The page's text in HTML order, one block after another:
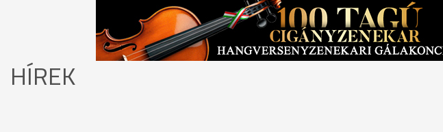
HÍREK